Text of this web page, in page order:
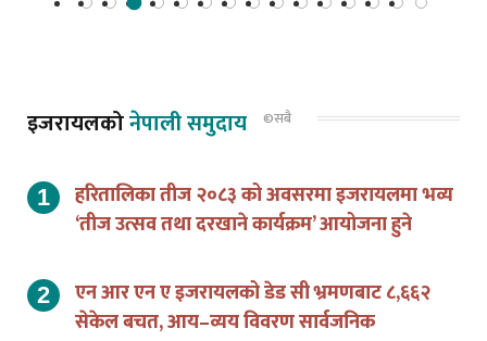
इजरायलकोनेपाली समुदाय ©सबै
हरितालिका तीज २०८३ को अवसरमा इजरायलमा भव्य
‘तीज उत्सव तथा दरखाने कार्यक्रम’ आयोजना हुने
एन आर एन ए इजरायलको डेड सी भ्रमणबाट ८,६६२
सेकेल बचत, आय–व्यय विवरण सार्वजनिक